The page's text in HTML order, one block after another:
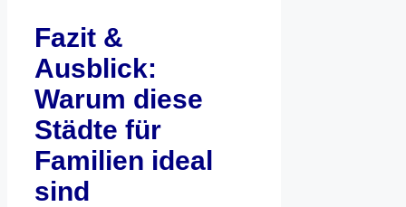
Fazit &
Ausblick:
Warum diese
Städte für
Familien ideal
sind